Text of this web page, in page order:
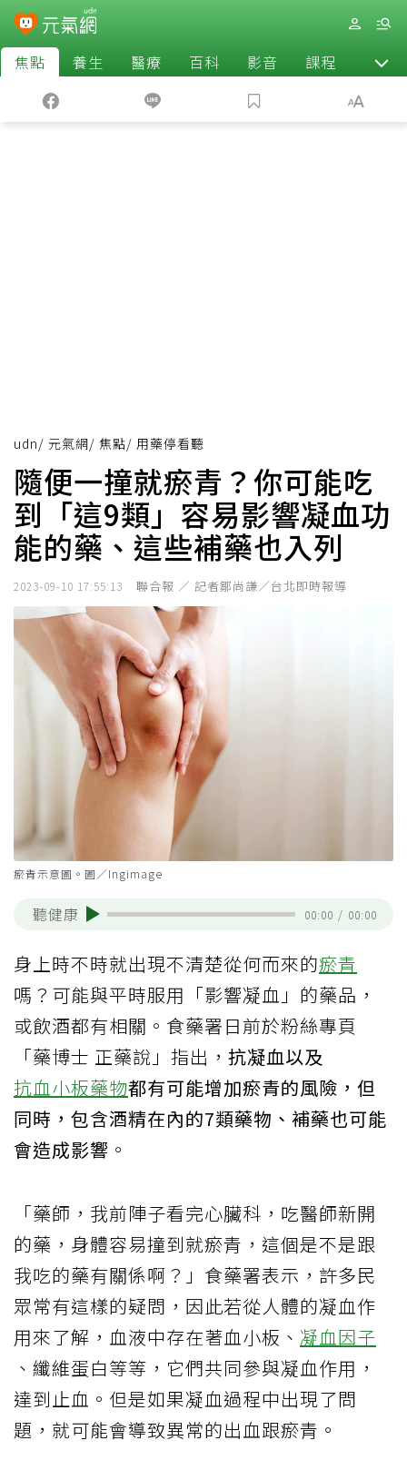
焦點 養生 醫療 百科 影音 課程 退休
udn/ 元氣網/ 焦點/ 用藥停看聽
隨便一撞就瘀青？你可能吃
到「這9類」容易影響凝血功
能的藥、這些補藥也入列
2023-09-10 17:55:13 聯合報 ／ 記者鄒尚謙／台北即時報導
瘀青示意圖。圖／Ingimage
聽健康 00:00 / 00:00
身上時不時就出現不清楚從何而來的瘀青
嗎？可能與平時服用「影響凝血」的藥品，
或飲酒都有相關。食藥署日前於粉絲專頁
「藥博士 正藥說」指出， 抗凝血以及
抗血小板藥物都有可能增加瘀青的風險，但
同時，包含酒精在內的7類藥物、補藥也可能
會造成影響 。
「藥師，我前陣子看完心臟科，吃醫師新開
的藥，身體容易撞到就瘀青，這個是不是跟
我吃的藥有關係啊？」食藥署表示，許多民
眾常有這樣的疑問，因此若從人體的凝血作
用來了解，血液中存在著血小板、 凝血因子
、纖維蛋白等等，它們共同參與凝血作用，
達到止血。但是如果凝血過程中出現了問
題，就可能會導致異常的出血跟瘀青。